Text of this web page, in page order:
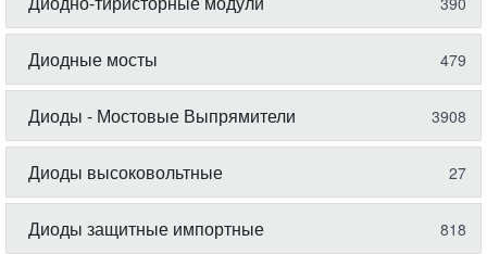
Диодные мосты 479
Диоды - Мостовые Выпрямители 3908
Диоды высоковольтные 27
Диоды защитные импортные 818